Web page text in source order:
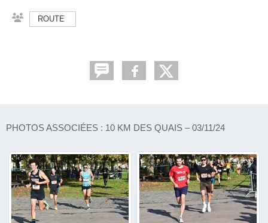
ROUTE
PHOTOS ASSOCIÉES : 10 KM DES QUAIS – 03/11/24